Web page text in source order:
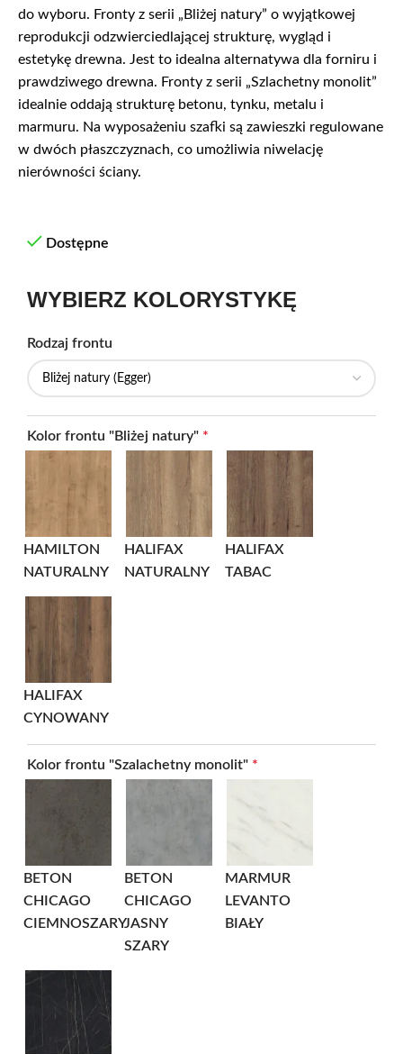
do wyboru. Fronty z serii „Bliżej natury” o wyjątkowej
reprodukcji odzwierciedlającej strukturę, wygląd i
estetykę drewna. Jest to idealna alternatywa dla forniru i
prawdziwego drewna. Fronty z serii „Szlachetny monolit”
idealnie oddają strukturę betonu, tynku, metalu i
marmuru. Na wyposażeniu szafki są zawieszki regulowane
w dwóch płaszczyznach, co umożliwia niwelację
nierówności ściany.
Dostępne
WYBIERZ KOLORYSTYKĘ
Rodzaj frontu
Kolor frontu "Bliżej natury" *
HAMILTON
NATURALNY
HALIFAX
NATURALNY
HALIFAX
TABAC
HALIFAX
CYNOWANY
Kolor frontu "Szalachetny monolit" *
BETON
CHICAGO
CIEMNOSZARY
BETON
CHICAGO
JASNY
SZARY
MARMUR
LEVANTO
BIAŁY